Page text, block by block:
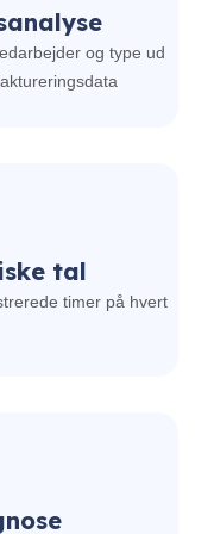
og type ud
tal
timer på hvert